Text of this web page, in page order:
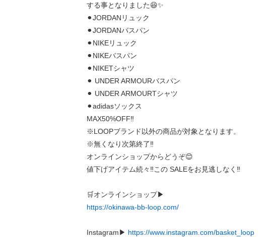
する事となりました😆✨
⚫︎JORDANリュック
⚫︎JORDANバスパン
⚫︎NIKEリュック
⚫︎NIKEバスパン
⚫︎NIKETシャツ
⚫︎ UNDER ARMOURバスパン
⚫︎ UNDER ARMOURTシャツ
⚫︎adidasソックス
MAX50%OFF‼️
※LOOPブランド以外の商品が対象となります。
※無くなり次第終了‼️
オンラインショップからどうぞ😊
値下げアイテム続々‼️この SALEをお見逃しなく‼️
🛒オンラインショップ▶︎
https://okinawa-bb-loop.com/
Instagram▶︎ https://www.instagram.com/basket_loop